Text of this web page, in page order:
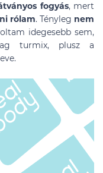
fogyás, mert
rólam. Tényleg nem
idegesebb sem,
turmix, plusz a